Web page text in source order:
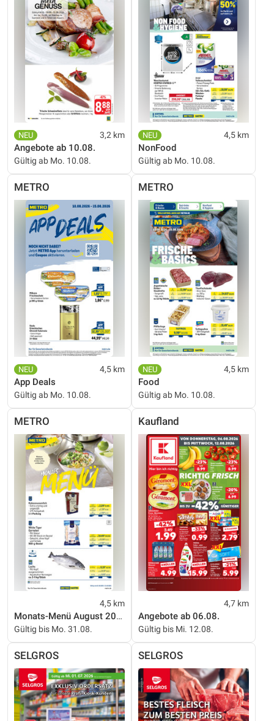
3,2 km
Angebote ab 10.08.
Gültig ab Mo. 10.08.
4,5 km
NonFood
Gültig ab Mo. 10.08.
METRO
4,5 km
App Deals
Gültig ab Mo. 10.08.
METRO
4,5 km
Food
Gültig ab Mo. 10.08.
METRO
4,5 km
Monats-Menü August 2026
Gültig bis Mo. 31.08.
Kaufland
4,7 km
Angebote ab 06.08.
Gültig bis Mi. 12.08.
SELGROS SELGROS